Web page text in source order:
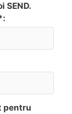
SEND.
pentru